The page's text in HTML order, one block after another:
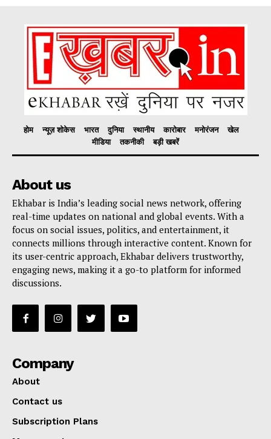
होम न्यूज़ शोकेस भारत दुनिया स्थानीय कारोबार मनोरंजन
खेल
मीडिया
तकनीकी बड़ी खबरें
About us
Ekhabar is India’s leading social news network, offering
real-time updates on national and global events. With a
focus on social issues, politics, and entertainment, it
connects millions through interactive content. Known for
its user-centric approach, Ekhabar delivers trustworthy,
engaging news, making it a go-to platform for informed
discussions.
Company
About
Contact us
Subscription Plans